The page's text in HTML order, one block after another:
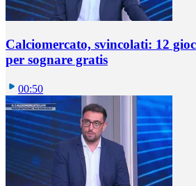
Calciomercato, svincolati: 12
per sognare gratis
00:50